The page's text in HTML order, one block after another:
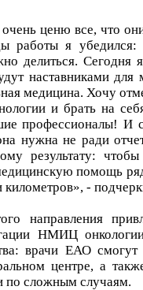
ценю все, что
работы я убедился:
делиться. Сегодня
наставниками для
медицина. Хочу
и брать на
профессионалы! И
нужна не ради
результату:
помощь
километров», -
направления
НМИЦ
врачи ЕАО
центре, а
по сложным случаям.